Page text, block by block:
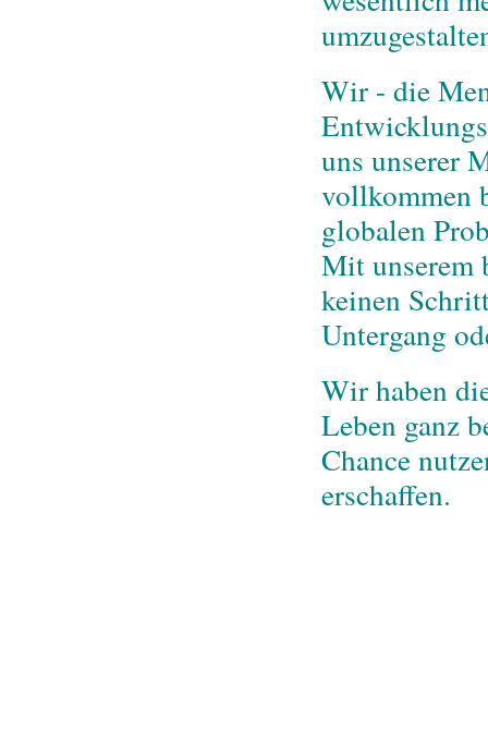
Wir - die
uns unserer
vollkommen
globalen
Mit unserem
keinen
Untergang
Wir haben
Leben ganz
Chance
erschaffen.